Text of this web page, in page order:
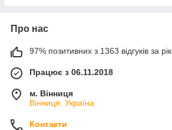
Про нас
97% позитивних з 1363 відгуків за рік
Працює з 06.11.2018
м. Вінниця
Вінниця, Україна
Контакти